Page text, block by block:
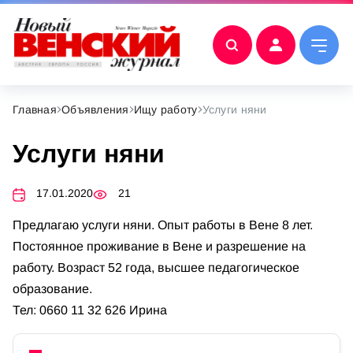
Главная Объявления Ищу работу Услуги няни
Услуги няни
17.01.2020 21
Предлагаю услуги няни. Опыт работы в Вене 8 лет.
Постоянное проживание в Вене и разрешение на
работу. Возраст 52 года, высшее педагогическое
образование.
Тел: 0660 11 32 626 Ирина